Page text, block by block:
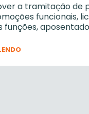
a tramitação de
funcionais,
funções,
e acompanhar
dos Servidores
e acompanhar o
à abertura de